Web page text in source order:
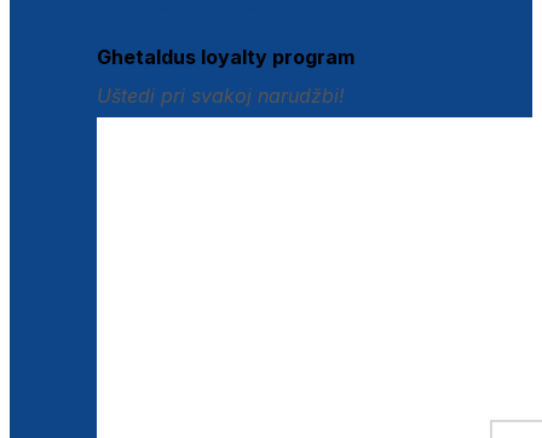
Ghetaldus loyalty program
Uštedi pri svakoj narudžbi!